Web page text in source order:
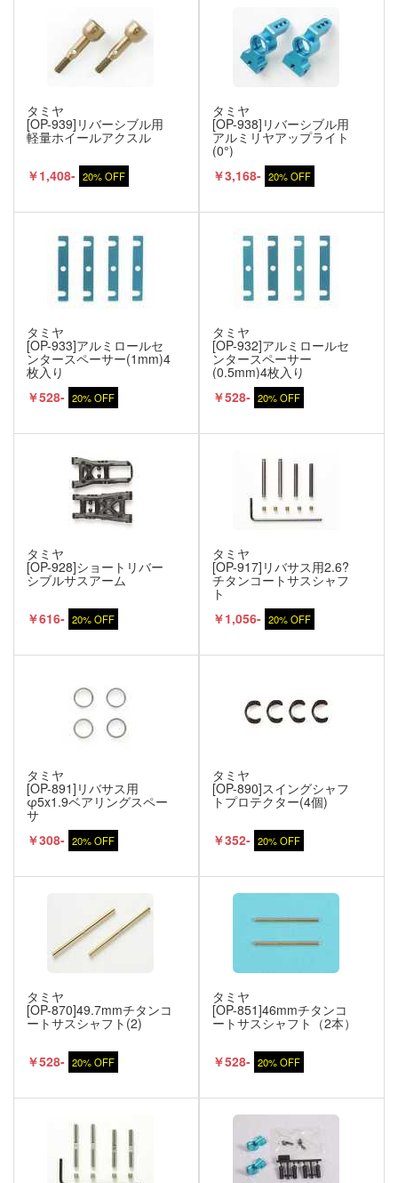
タミヤ
[OP-939]リバーシブル用
軽量ホイールアクスル
￥1,408- 20% OFF
タミヤ
[OP-938]リバーシブル用
アルミリヤアップライト
(0°)
￥3,168- 20% OFF
タミヤ
[OP-933]アルミロールセ
ンタースペーサー(1mm)4
枚入り
￥528- 20% OFF
タミヤ
[OP-932]アルミロールセ
ンタースペーサー
(0.5mm)4枚入り
￥528- 20% OFF
タミヤ
[OP-928]ショートリバー
シブルサスアーム
￥616- 20% OFF
タミヤ
[OP-917]リバサス用2.6?
チタンコートサスシャフ
ト
￥1,056- 20% OFF
タミヤ
[OP-891]リバサス用
φ5x1.9ベアリングスペー
サ
￥308- 20% OFF
タミヤ
[OP-890]スイングシャフ
トプロテクター(4個)
￥352- 20% OFF
タミヤ
[OP-870]49.7mmチタンコ
ートサスシャフト(2)
￥528- 20% OFF
タミヤ
[OP-851]46mmチタンコ
ートサスシャフト（2本）
￥528- 20% OFF